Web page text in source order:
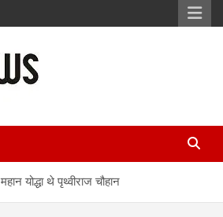
महान योद्धा थे पृथ्वीराज चौहान